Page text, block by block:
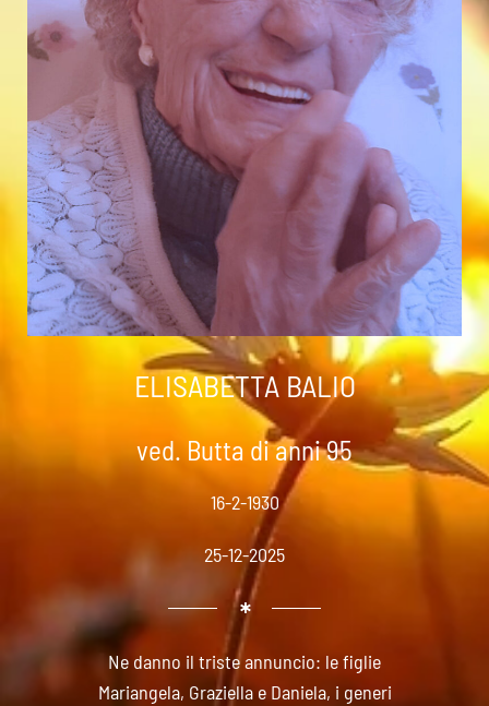
ELISABETTA BALIO
ved. Butta di anni 95
16-2-1930
25-12-2025
Ne danno il triste annuncio: le figlie
Mariangela, Graziella e Daniela, i generi